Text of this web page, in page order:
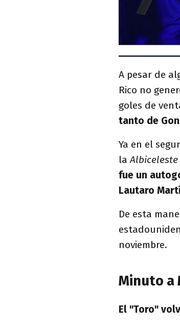
A pesar de
Rico no
goles de
tanto de
Ya en el
laAlbiceleste
fue un
Lautaro
De esta
noviembre.
Minuto a
El "Toro"